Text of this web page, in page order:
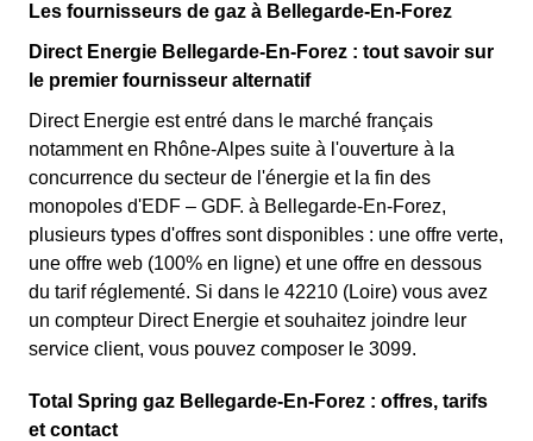
Les fournisseurs de gaz à Bellegarde-En-Forez
Direct Energie Bellegarde-En-Forez : tout savoir sur
le premier fournisseur alternatif
Direct Energie est entré dans le marché français
notamment en Rhône-Alpes suite à l'ouverture à la
concurrence du secteur de l'énergie et la fin des
monopoles d'EDF – GDF. à Bellegarde-En-Forez,
plusieurs types d'offres sont disponibles : une offre verte,
une offre web (100% en ligne) et une offre en dessous
du tarif réglementé. Si dans le 42210 (Loire) vous avez
un compteur Direct Energie et souhaitez joindre leur
service client, vous pouvez composer le 3099.
Total Spring gaz Bellegarde-En-Forez : offres, tarifs
et contact